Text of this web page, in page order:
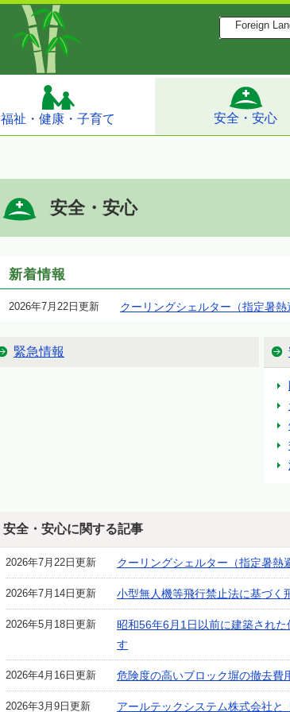
Foreign
福祉・健康・子育て 安全・安心
安全・安心
新着情報
2026年7月22日更新 クーリングシェルター（指定暑
緊急情報
安全・安心に関する記事
2026年7月22日更新 クーリングシェルター（指定暑熱
2026年7月14日更新 小型無人機等飛行禁止法に基づく
2026年5月18日更新
昭和56年6月1日以前に建築され
す
2026年4月16日更新 危険度の高いブロック塀の撤去費
2026年3月9日更新 アールテックシステム株式会社と